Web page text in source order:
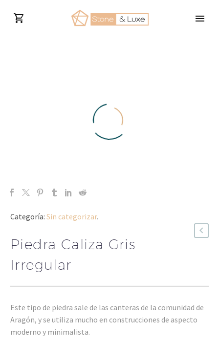
Categoría: Sin categorizar.
Piedra Caliza Gris
Irregular
Este tipo de piedra sale de las canteras de la comunidad de
Aragón, y se utiliza mucho en construcciones de aspecto
moderno y minimalista.